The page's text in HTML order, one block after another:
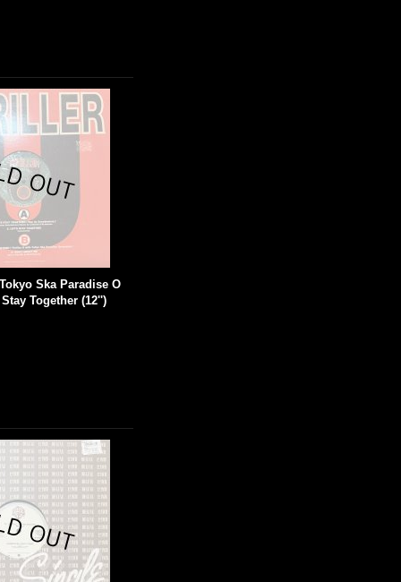
Ska Paradise O
Together (12'')